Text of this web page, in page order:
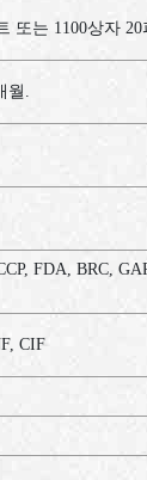
또는 1100상자 20
월 .
FDA, BRC,
CIF